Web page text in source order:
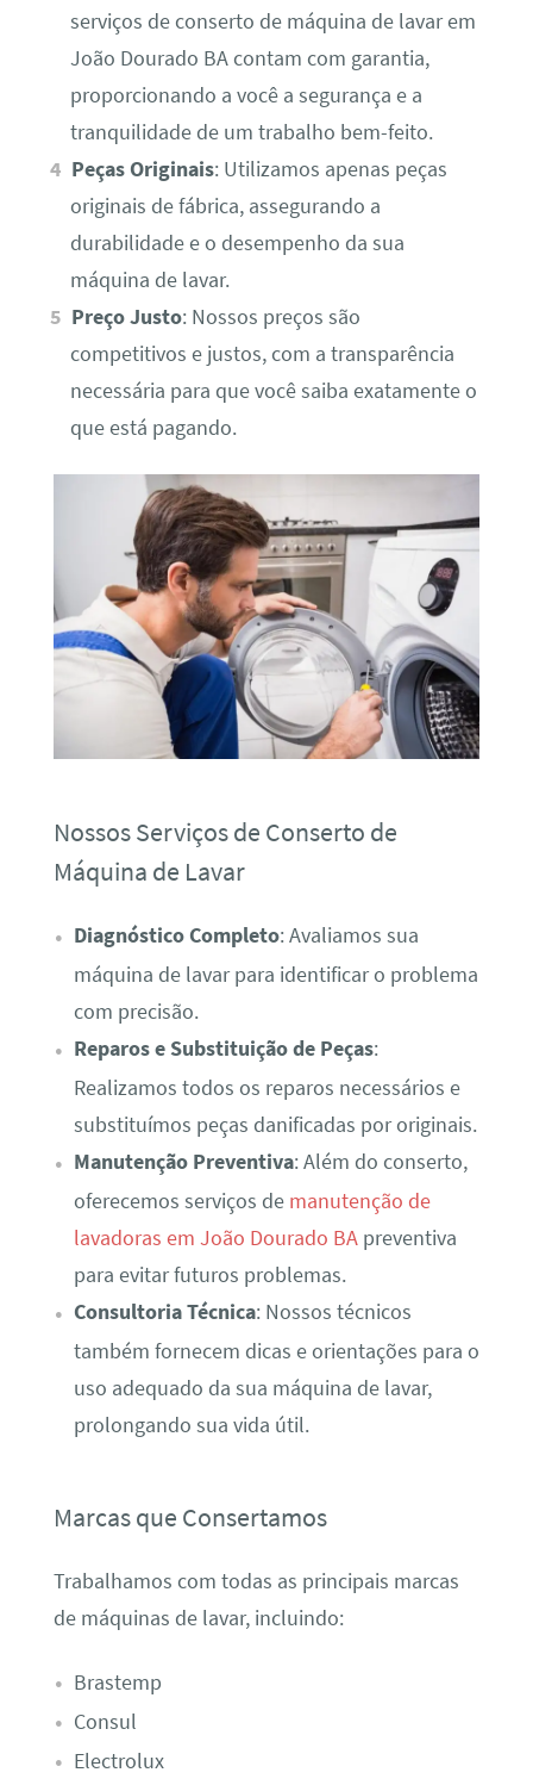
serviços de conserto de máquina de lavar em
João Dourado BA contam com garantia,
proporcionando a você a segurança e a
tranquilidade de um trabalho bem-feito.
Peças Originais: Utilizamos apenas peças
originais de fábrica, assegurando a
durabilidade e o desempenho da sua
máquina de lavar.
Preço Justo: Nossos preços são
competitivos e justos, com a transparência
necessária para que você saiba exatamente o
que está pagando.
Nossos Serviços de Conserto de
Máquina de Lavar
Diagnóstico Completo: Avaliamos sua
máquina de lavar para identificar o problema
com precisão.
Reparos e Substituição de Peças:
Realizamos todos os reparos necessários e
substituímos peças danificadas por originais.
Manutenção Preventiva: Além do conserto,
oferecemos serviços de manutenção de
lavadoras em João Dourado BApreventiva
para evitar futuros problemas.
Consultoria Técnica: Nossos técnicos
também fornecem dicas e orientações para o
uso adequado da sua máquina de lavar,
prolongando sua vida útil.
Marcas que Consertamos
Trabalhamos com todas as principais marcas
de máquinas de lavar, incluindo:
Brastemp
Consul
Electrolux